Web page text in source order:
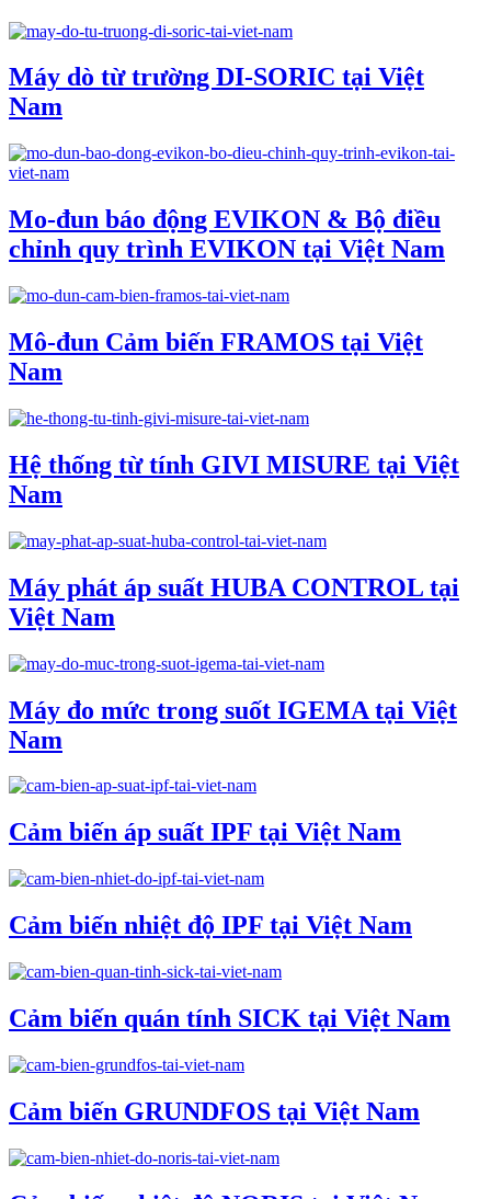
Máy dò từ trường DI-SORIC tại Việt
Nam
Mo-đun báo động EVIKON & Bộ điều
chỉnh quy trình EVIKON tại Việt Nam
Mô-đun Cảm biến FRAMOS tại Việt
Nam
Hệ thống từ tính GIVI MISURE tại Việt
Nam
Máy phát áp suất HUBA CONTROL tại
Việt Nam
Máy đo mức trong suốt IGEMA tại Việt
Nam
Cảm biến áp suất IPF tại Việt Nam
Cảm biến nhiệt độ IPF tại Việt Nam
Cảm biến quán tính SICK tại Việt Nam
Cảm biến GRUNDFOS tại Việt Nam